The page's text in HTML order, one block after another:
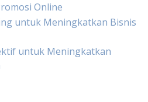
Online
untuk Meningkatkan Bisnis
untuk Meningkatkan